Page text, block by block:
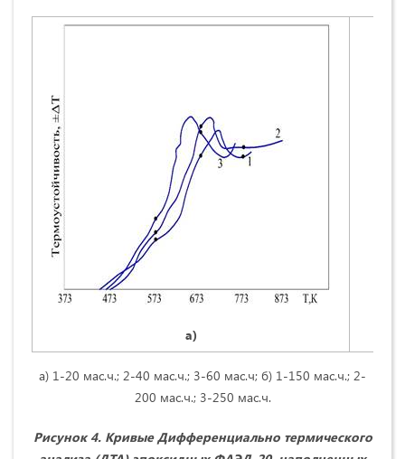
а)
а) 1-20 мас.ч.; 2-40 мас.ч.; 3-60 мас.ч; б) 1-150 мас.ч.; 2-
200 мас.ч.; 3-250 мас.ч.
Рисунок 4. Кривые Дифференциально термического